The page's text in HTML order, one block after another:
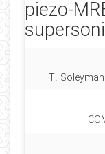
piezo-
T.